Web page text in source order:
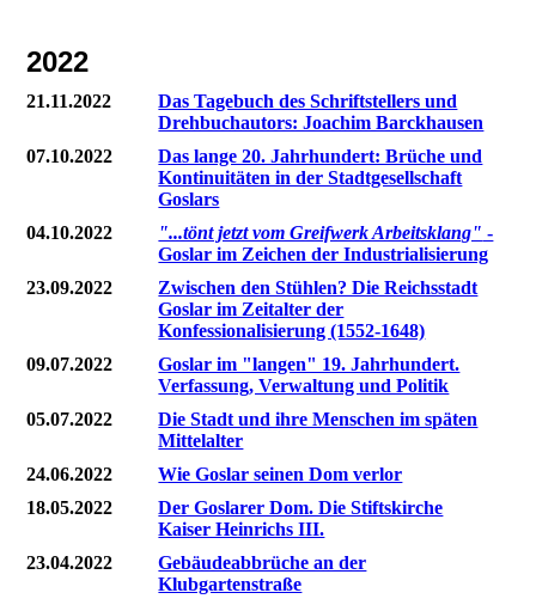
2022
21.11.2022
Das Tagebuch des Schriftstellers und
Drehbuchautors: Joachim Barckhausen
07.10.2022
Das lange 20. Jahrhundert: Brüche und
Kontinuitäten in der Stadtgesellschaft
Goslars
04.10.2022
"...tönt jetzt vom Greifwerk Arbeitsklang" -
Goslar im Zeichen der Industrialisierung
23.09.2022
Zwischen den Stühlen? Die Reichsstadt
Goslar im Zeitalter der
Konfessionalisierung (1552-1648)
09.07.2022
Goslar im "langen" 19. Jahrhundert.
Verfassung, Verwaltung und Politik
05.07.2022
Die Stadt und ihre Menschen im späten
Mittelalter
24.06.2022
Wie Goslar seinen Dom verlor
18.05.2022
Der Goslarer Dom. Die Stiftskirche
Kaiser Heinrichs III.
23.04.2022
Gebäudeabbrüche an der
Klubgartenstraße